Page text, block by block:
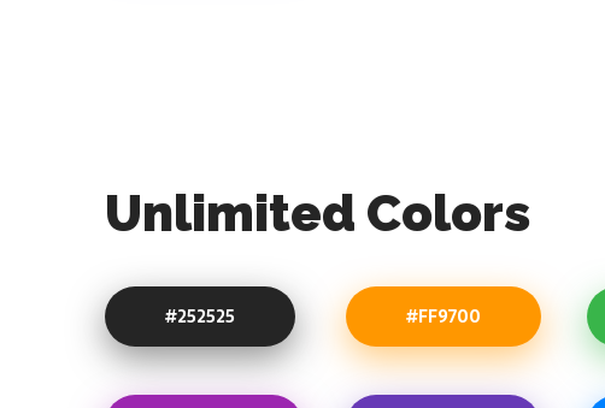
Unlimited Colors
#252525 #FF9700